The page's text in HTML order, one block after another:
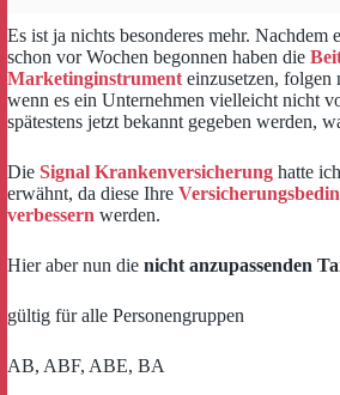
Es ist ja nichts besonderes mehr. Nachdem
schon vor Wochen begonnen haben die
Marketinginstrument einzusetzen, folgen
wenn es ein Unternehmen vielleicht nicht
spätestens jetzt bekannt gegeben werden,
Die Signal Krankenversicherung hatte
erwähnt, da diese Ihre
verbessern werden.
Hier aber nun die nicht anzupassenden
gültig für alle Personengruppen
AB, ABF, ABE, BA